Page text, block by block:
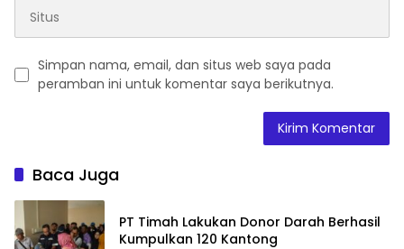
Simpan nama, email, dan situs web saya pada
peramban ini untuk komentar saya berikutnya.
Baca Juga
PT Timah Lakukan Donor Darah Berhasil
Kumpulkan 120 Kantong